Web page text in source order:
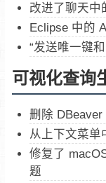
改进了聊天中
Eclipse 中的
“发送唯一键
可视化查询
删除
从上下文菜单
修复了
题